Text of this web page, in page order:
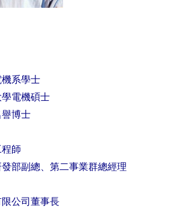
機系學士
學電機碩士
譽博士
程師
發部副總、第二事業群總經理
限公司董事長